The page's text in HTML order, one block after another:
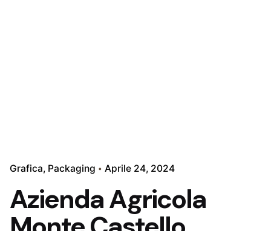
Grafica Packaging Aprile 24, 2024
Azienda Agricola